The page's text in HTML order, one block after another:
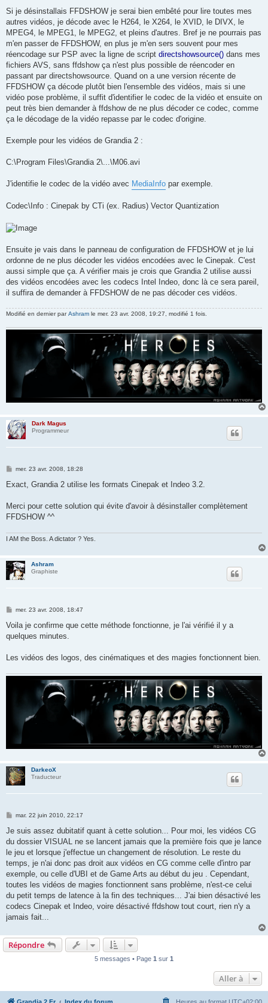
s
s
a
g
Si je désinstallais FFDSHOW je serai bien embêté pour lire toutes mes
autres vidéos, je décode avec le H264, le X264, le XVID, le DIVX, le
MPEG4, le MPEG1, le MPEG2, et pleins d'autres. Bref je ne pourrais pas
m'en passer de FFDSHOW, en plus je m'en sers souvent pour mes
réencodage sur PSP avec la ligne de script directshowsource() dans mes
fichiers AVS, sans ffdshow ça n'est plus possible de réencoder en
passant par directshowsource. Quand on a une version récente de
FFDSHOW ça décode plutôt bien l'ensemble des vidéos, mais si une
vidéo pose problème, il suffit d'identifier le codec de la vidéo et ensuite on
peut très bien demander à ffdshow de ne plus décoder ce codec, comme
ça le décodage de la vidéo repasse par le codec d'origine.
Exemple pour les vidéos de Grandia 2 :
C:\Program Files\Grandia 2\...\M06.avi
J'identifie le codec de la vidéo avec MediaInfo par exemple.
Codec\Info : Cinepak by CTi (ex. Radius) Vector Quantization
Ensuite je vais dans le panneau de configuration de FFDSHOW et je lui
ordonne de ne plus décoder les vidéos encodées avec le Cinepak. C'est
aussi simple que ça. A vérifier mais je crois que Grandia 2 utilise aussi
des vidéos encodées avec les codecs Intel Indeo, donc là ce sera pareil,
il suffira de demander à FFDSHOW de ne pas décoder ces vidéos.
Modifié en dernier parAshram le mer. 23 avr. 2008, 19:27, modifié 1 fois.
Dark Magus
Programmeur
M
s
g
mer. 23 avr. 2008, 18:28
Exact, Grandia 2 utilise les formats Cinepak et Indeo 3.2.
Merci pour cette solution qui évite d'avoir à désinstaller complètement
FFDSHOW ^^
I AM the Boss. A dictator ? Yes.
Ashram
Graphiste
M
s
a
mer. 23 avr. 2008, 18:47
Voila je confirme que cette méthode fonctionne, je l'ai vérifié il y a
quelques minutes.
Les vidéos des logos, des cinématiques et des magies fonctionnent bien.
DarkeoX
Traducteur
M
s
a
g
e
mar. 22 juin 2010, 22:17
Je suis assez dubitatif quant à cette solution... Pour moi, les vidéos CG
du dossier VISUAL ne se lancent jamais que la première fois que je lance
le jeu et lorsque j'effectue un changement de résolution. Le reste du
temps, je n'ai donc pas droit aux vidéos en CG comme celle d'intro par
exemple, ou celle d'UBI et de Game Arts au début du jeu . Cependant,
toutes les vidéos de magies fonctionnent sans problème, n'est-ce celui
du petit temps de latence à la fin des techniques... J'ai bien désactivé les
codecs Cinepak et Indeo, voire désactivé ffdshow tout court, rien n'y a
jamais fait...
Répondre
5 messages • Page 1 sur 1
Aller à